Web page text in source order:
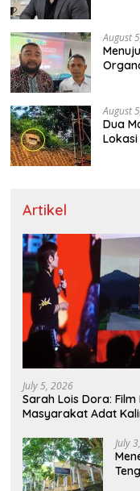
August
August
Dua
Artikel
July 5, 2026
Sarah Lois Dora:
Masyarakat Adat
July